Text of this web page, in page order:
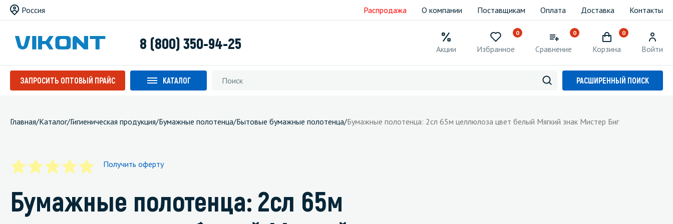
Россия Распродажа О компании Поставщикам Оплата Доставка Контакты
8 (800) 350-94-25 Акции
0
Избранное
0
Сравнение
0
Корзина Войти
ЗАПРОСИТЬ ОПТОВЫЙ ПРАЙС КАТАЛОГ РАСШИРЕННЫЙ ПОИСК
Главная/Каталог/Гигиеническая продукция/Бумажные полотенца/Бытовые бумажные полотенца/Бумажные полотенца: 2сл 65м целлюлоза цвет белый Мягкий знак Мистер Биг
Получить оферту
Бумажные полотенца: 2сл 65м